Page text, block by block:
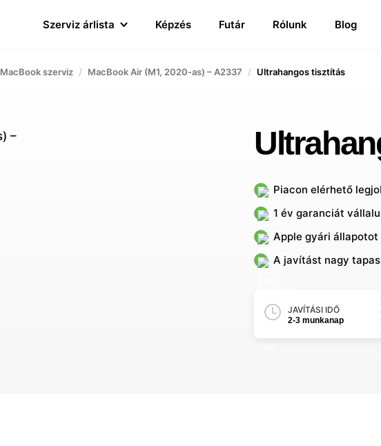
Szerviz árlista Képzés Futár Rólunk Blog
MacBook szerviz MacBook Air (M1, 2020-as) – A2337 Ultrahangos tisztítás
Piacon elérhető
1 év garanciát
Apple gyári
A javítást nagy
JAVÍTÁSI IDŐ
2-3 munkanap